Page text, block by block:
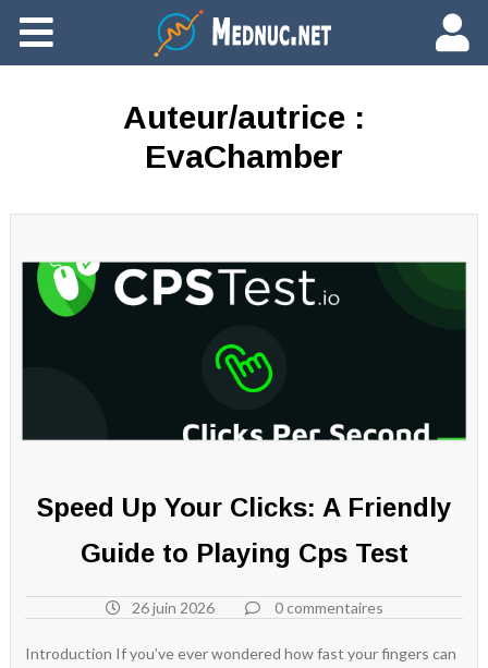
Ajouter du contenu
Auteur/autrice :
EvaChamber
Speed Up Your Clicks: A Friendly
Guide to Playing Cps Test
26 juin 2026 0 commentaires
Introduction If you’ve ever wondered how fast your fingers can